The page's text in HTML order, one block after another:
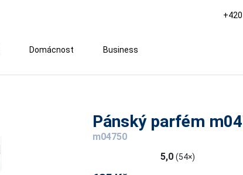
Domácnost Business
Pánský parfém
m04750
5,0 (54×)